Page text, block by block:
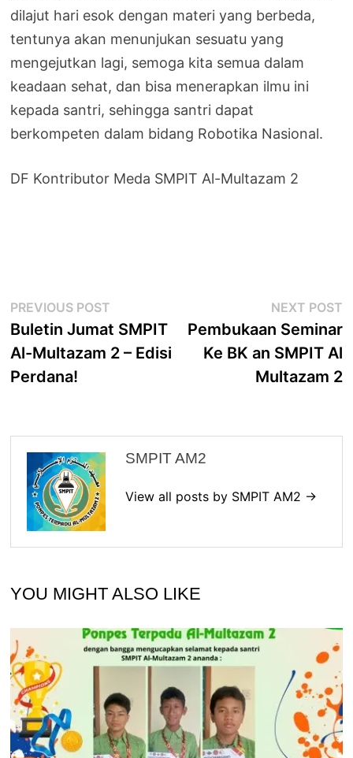
dilajut hari esok dengan materi yang berbeda,
tentunya akan menunjukan sesuatu yang
mengejutkan lagi, semoga kita semua dalam
keadaan sehat, dan bisa menerapkan ilmu ini
kepada santri, sehingga santri dapat
berkompeten dalam bidang Robotika Nasional.
DF Kontributor Meda SMPIT Al-Multazam 2
Post
navigation
PREVIOUS POSTPrevious
post:
Buletin Jumat SMPIT
Al-Multazam 2 – Edisi
Perdana!
NEXT POST
Pembukaan Seminar
Ke BK an SMPIT Al
Multazam 2
SMPIT AM2
View all posts by SMPIT AM2 →
YOU MIGHT ALSO LIKE